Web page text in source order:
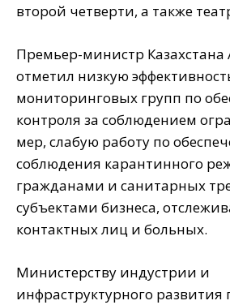
второй четверти, а также
Премьер-министр
отметил низкую
мониторинговых групп по
контроля за соблюдением
мер, слабую работу по
соблюдения карантинного
гражданами и санитарных
субъектами бизнеса,
контактных лиц и больных.
Министерству индустрии и
инфраструктурного развития